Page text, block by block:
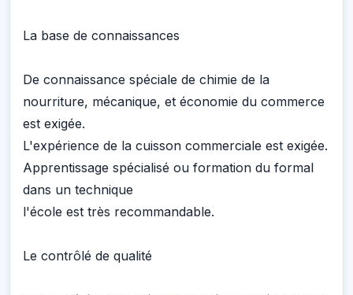
La base de connaissances
De connaissance spéciale de chimie de la
nourriture, mécanique, et économie du commerce
est exigée.
L'expérience de la cuisson commerciale est exigée.
Apprentissage spécialisé ou formation du formal
dans un technique
l'école est très recommandable.
Le contrôlé de qualité